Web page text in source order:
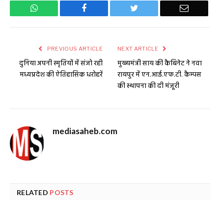
WhatsApp Facebook Twitter Email
PREVIOUS ARTICLE
दुनिया अपनी स्मृतियों में संजो रही
मध्यप्रदेश की ऐतिहासिक धरोहरें
NEXT ARTICLE
मुख्यमंत्री साय की कैबिनेट ने नवा
रायपुर में एन.आई.एफ.टी. कैम्पस
की स्थापना की दी मंजूरी
mediasaheb.com
RELATED POSTS